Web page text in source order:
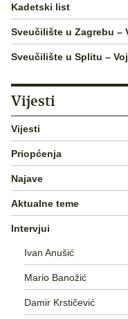
Kadetski list
Sveučilište u Zagrebu –
Sveučilište u Splitu –
Vijesti
Vijesti
Priopćenja
Najave
Aktualne teme
Intervjui
Ivan Anušić
Mario Banožić
Damir Krstičević